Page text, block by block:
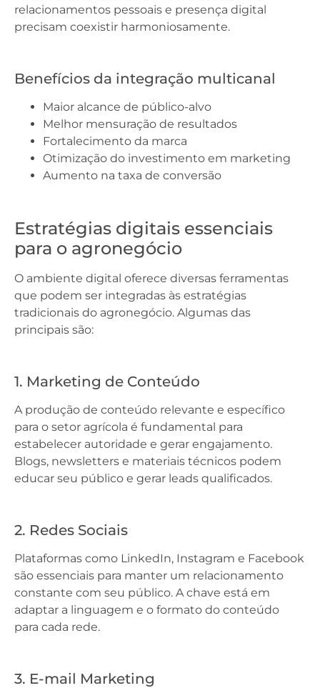
relacionamentos pessoais e presença digital
precisam coexistir harmoniosamente.
Benefícios da integração multicanal
Maior alcance de público-alvo
Melhor mensuração de resultados
Fortalecimento da marca
Otimização do investimento em marketing
Aumento na taxa de conversão
Estratégias digitais essenciais
para o agronegócio
O ambiente digital oferece diversas ferramentas
que podem ser integradas às estratégias
tradicionais do agronegócio. Algumas das
principais são:
1. Marketing de Conteúdo
A produção de conteúdo relevante e específico
para o setor agrícola é fundamental para
estabelecer autoridade e gerar engajamento.
Blogs, newsletters e materiais técnicos podem
educar seu público e gerar leads qualificados.
2. Redes Sociais
Plataformas como LinkedIn, Instagram e Facebook
são essenciais para manter um relacionamento
constante com seu público. A chave está em
adaptar a linguagem e o formato do conteúdo
para cada rede.
3. E-mail Marketing